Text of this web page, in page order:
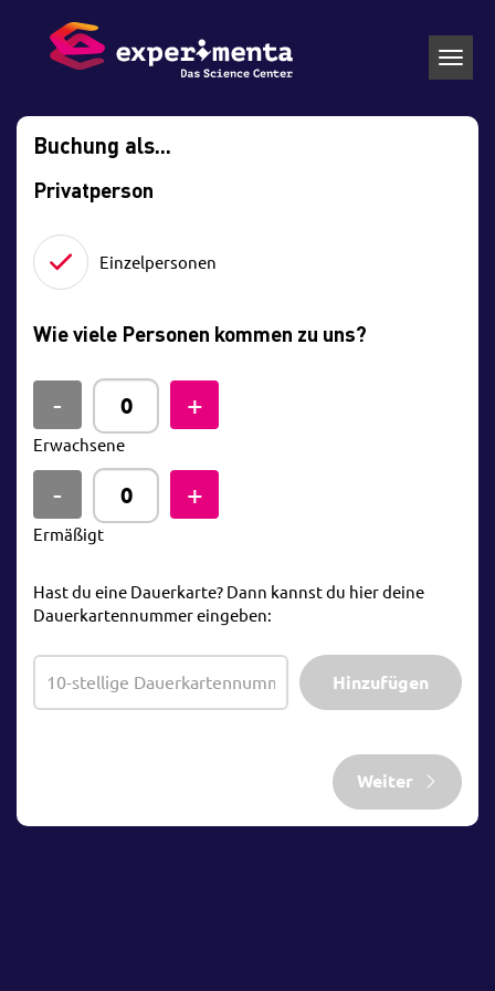
Buchung als...
Privatperson
Einzelpersonen
Wie viele Personen kommen zu uns?
Erwachsene
Ermäßigt
Hast du eine Dauerkarte? Dann kannst du hier deine
Dauerkartennummer eingeben:
Hinzufügen
Weiter